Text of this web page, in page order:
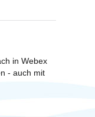
in Webex
- auch mit